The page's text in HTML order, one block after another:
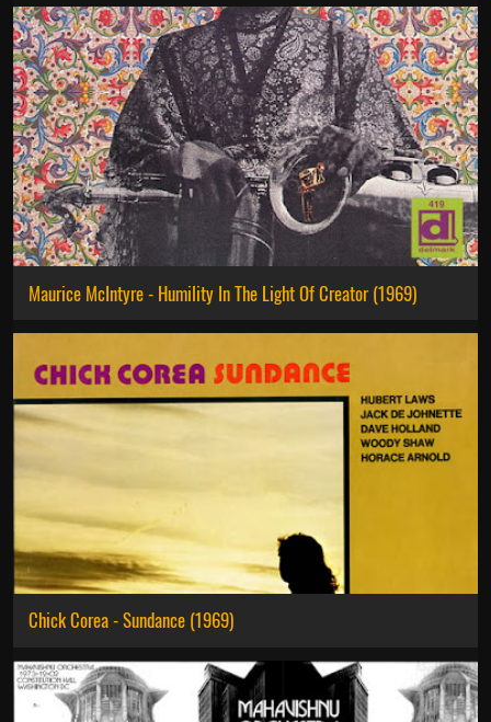
Maurice McIntyre - Humility In The Light Of Creator (1969)
Chick Corea - Sundance (1969)